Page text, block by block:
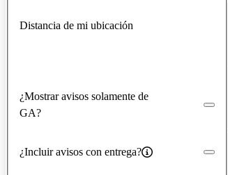
Distancia de mi ubicación
¿Mostrar avisos solamente de
GA?
¿Incluir avisos con entrega?